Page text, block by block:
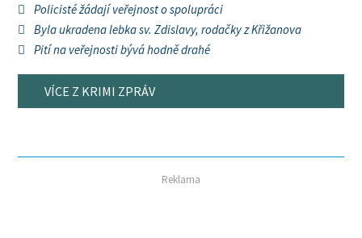
Policisté žádají veřejnost o spolupráci
Byla ukradena lebka sv. Zdislavy, rodačky z Křižanova
Pití na veřejnosti bývá hodně drahé
VÍCE Z KRIMI ZPRÁV
Reklama